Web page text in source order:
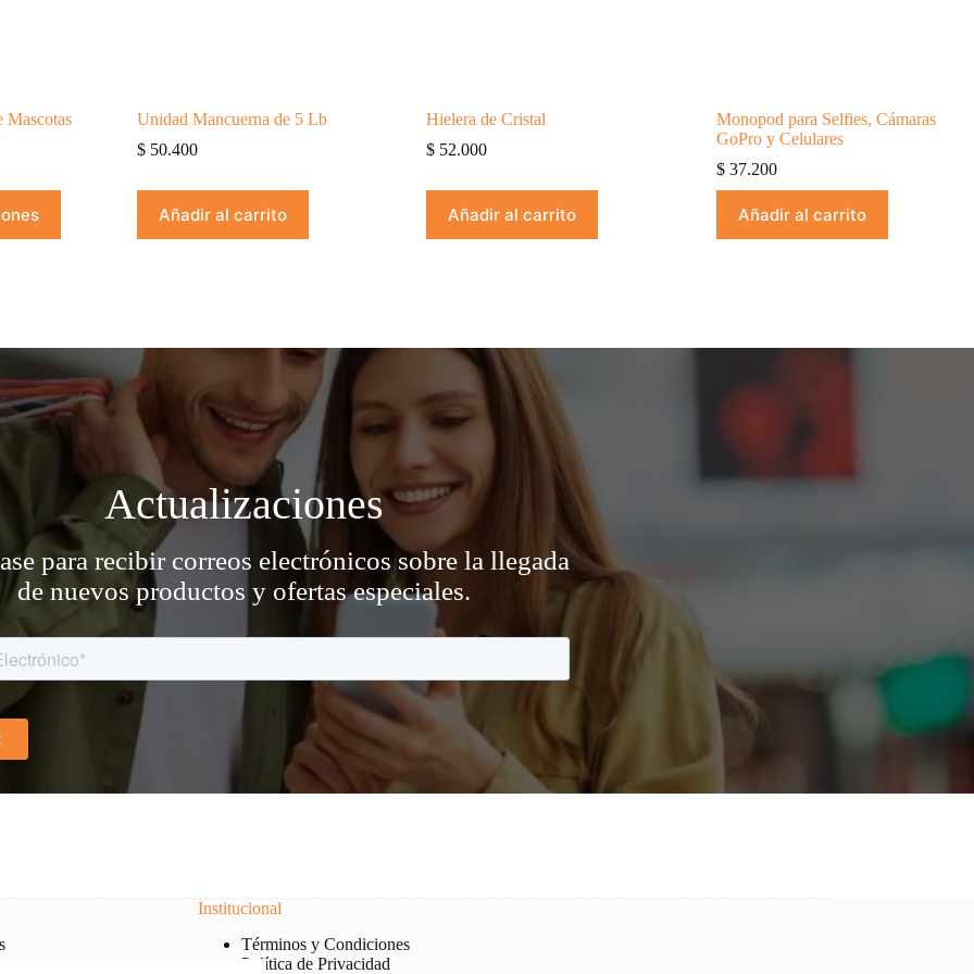
Mascotas
Unidad Mancuerna de 5 Lb
$50.400
Añadir al carrito
Hielera de Cristal
$ 52.000
Añadir al carrito
Monopod para Selfies, Cámaras
GoPro y Celulares
$ 37.200
Añadir al carrito
Actualizaciones
para recibir correos electrónicos sobre la llegada
de nuevos productos y ofertas especiales.
Institucional
Términos y Condiciones
Política de Privacidad